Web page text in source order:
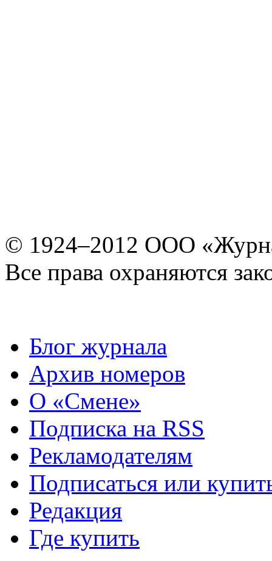
© 1924–2012 ООО
Все права охраняются
Блог журнала
Архив номеров
О «Смене»
Подписка на RSS
Рекламодателям
Подписаться или
Редакция
Где купить